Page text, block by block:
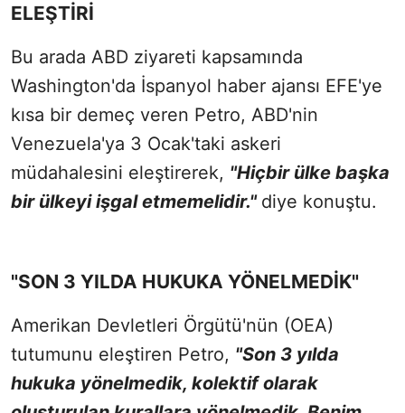
ELEŞTİRİ
Bu arada ABD ziyareti kapsamında
Washington'da İspanyol haber ajansı EFE'ye
kısa bir demeç veren Petro, ABD'nin
Venezuela'ya 3 Ocak'taki askeri
müdahalesini eleştirerek, "Hiçbir ülke başka
bir ülkeyi işgal etmemelidir." diye konuştu.
"SON 3 YILDA HUKUKA YÖNELMEDİK"
Amerikan Devletleri Örgütü'nün (OEA)
tutumunu eleştiren Petro, "Son 3 yılda
hukuka yönelmedik, kolektif olarak